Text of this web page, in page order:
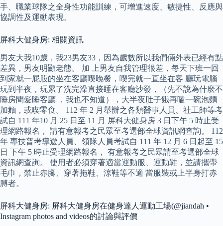
手、職業球隊之全身性功能訓練，可增進速度、敏捷性、反應與
協調性及運動表現。
屏科大健身房: 相關資訊
男友大我10歲，我23男友33，因為歲數所以我們倆外表已經有點
差異，男友明顯老態。 加 上男友自我管理很差，每天下班一回
到家就一屁股的坐在客廳喫晚餐，喫完就一直坐在客 廳玩電腦
玩到半夜，玩累了洗完澡直接睡在客廳沙發，（先不說為什麼不
睡房間愛睡客廳 ，我也不知道），大半夜肚子餓再嗑一碗泡麵
加麵，或喫零食。 112 年 2 月舉辦之各類醫事人員、社工師等考
試自 111 年10 月 25 日至 11 月 屏科大健身房 3 日下午 5 時止受
理網路報名， 請有意報考之民眾至考選部全球資訊網查詢。 112
年 專技普考導遊人員、領隊人員考試自 111 年 12 月 6 日起至 15
日 下午 5 時止受理網路報名， 有意報考之民眾請至考選部全球
資訊網查詢。 使用者必須穿著適當運動服、運動鞋，並請攜帶
毛巾，禁止赤腳、穿著拖鞋、涼鞋等不適 當服裝或上半身打赤
膊者。
屏科大健身房: 屏科大健身房在健身達人運動工場(@jiandah •
Instagram photos and videos的討論與評價